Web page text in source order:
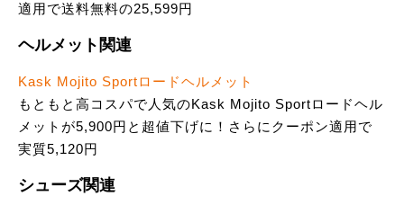
適用で送料無料の25,599円
ヘルメット関連
Kask Mojito Sportロードヘルメット
もともと高コスパで人気のKask Mojito Sportロードヘル
メットが5,900円と超値下げに！さらにクーポン適用で
実質5,120円
シューズ関連